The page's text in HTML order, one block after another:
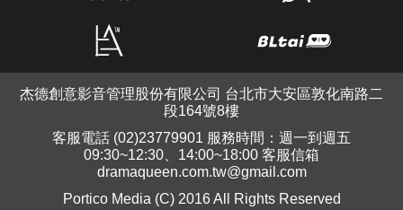
杰德創意影音管理股份有限公司 台北市大安區敦化南路二
段164號8樓
客服電話 (02)23779901 服務時間：週一到週五
09:30~12:30、14:00~18:00 客服信箱
dramaqueen.com.tw@gmail.com
Portico Media (C) 2016 All Rights Reserved